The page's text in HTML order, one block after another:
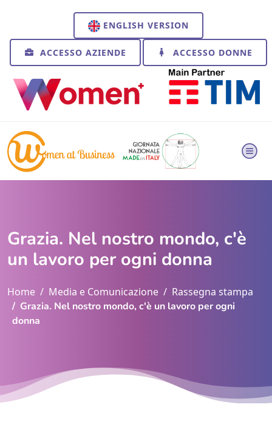
ENGLISH VERSION
ACCESSO AZIENDE ACCESSO DONNE
Grazia. Nel nostro mondo, c'è
un lavoro per ogni donna
Home Media e Comunicazione
Rassegna stampa
Grazia. Nel nostro mondo, c'è un lavoro per ogni
donna